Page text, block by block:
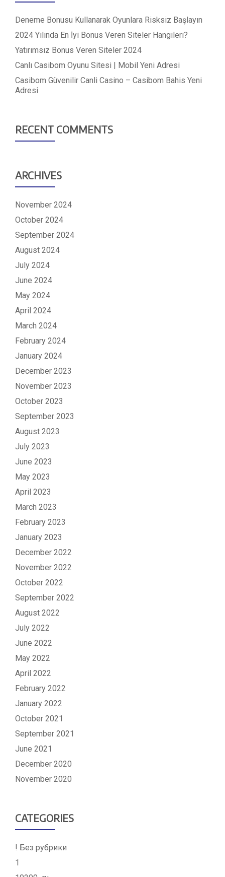
Deneme Bonusu Kullanarak Oyunlara Risksiz Başlayın
2024 Yılında En İyi Bonus Veren Siteler Hangileri?
Yatırımsız Bonus Veren Siteler 2024
Canlı Casibom Oyunu Sitesi | Mobil Yeni Adresi
Casibom Güvenilir Canli Casino – Casibom Bahis Yeni
Adresi
RECENT COMMENTS
ARCHIVES
November 2024
October 2024
September 2024
August 2024
July 2024
June 2024
May 2024
April 2024
March 2024
February 2024
January 2024
December 2023
November 2023
October 2023
September 2023
August 2023
July 2023
June 2023
May 2023
April 2023
March 2023
February 2023
January 2023
December 2022
November 2022
October 2022
September 2022
August 2022
July 2022
June 2022
May 2022
April 2022
February 2022
January 2022
October 2021
September 2021
June 2021
December 2020
November 2020
CATEGORIES
! Без рубрики
1